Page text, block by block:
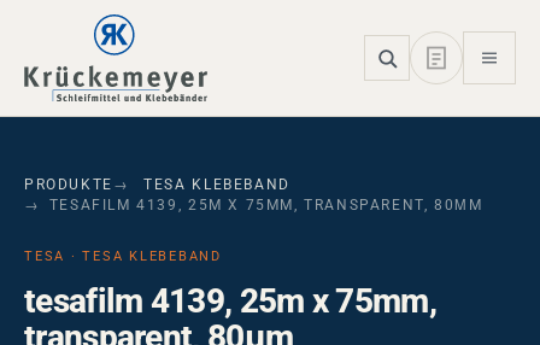
Skip to main navigation
Skip to main content
Skip to page footer
PRODUKTE
TESA KLEBEBAND
TESAFILM 4139, 25M X 75MM, TRANSPARENT, 80ΜM
TESA · TESA KLEBEBAND
tesafilm 4139, 25m x 75mm,